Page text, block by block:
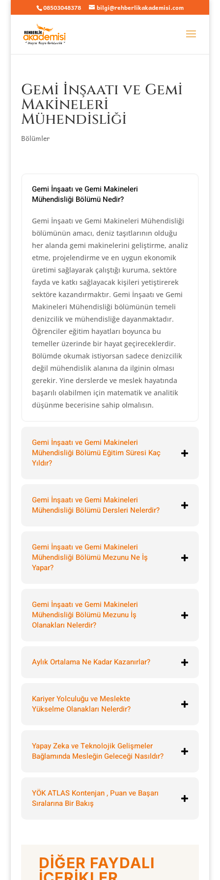
08503048378 bilgi@rehberlikakademisi.com
Gemi İnşaatı ve Gemi
Makineleri
Mühendisliği
Bölümler
Gemi İnşaatı ve Gemi Makineleri
Mühendisliği Bölümü Nedir?
Gemi İnşaatı ve Gemi Makineleri Mühendisliği
bölümünün amacı, deniz taşıtlarının olduğu
her alanda gemi makinelerini geliştirme, analiz
etme, projelendirme ve en uygun ekonomik
üretimi sağlayarak çalıştığı kuruma, sektöre
fayda ve katkı sağlayacak kişileri yetiştirerek
sektöre kazandırmaktır. Gemi İnşaatı ve Gemi
Makineleri Mühendisliği bölümünün temeli
denizcilik ve mühendisliğe dayanmaktadır.
Öğrenciler eğitim hayatları boyunca bu
temeller üzerinde bir hayat geçireceklerdir.
Bölümde okumak istiyorsan sadece denizcilik
değil mühendislik alanına da ilginin olması
gerekir. Yine derslerde ve meslek hayatında
başarılı olabilmen için matematik ve analitik
düşünme becerisine sahip olmalısın.
Gemi İnşaatı ve Gemi Makineleri
Mühendisliği Bölümü Eğitim Süresi Kaç
Yıldır?
Gemi İnşaatı ve Gemi Makineleri
Mühendisliği Bölümü Dersleri Nelerdir?
Gemi İnşaatı ve Gemi Makineleri
Mühendisliği Bölümü Mezunu Ne İş
Yapar?
Gemi İnşaatı ve Gemi Makineleri
Mühendisliği Bölümü Mezunu İş
Olanakları Nelerdir?
Aylık Ortalama Ne Kadar Kazanırlar?
Kariyer Yolculuğu ve Meslekte
Yükselme Olanakları Nelerdir?
Yapay Zeka ve Teknolojik Gelişmeler
Bağlamında Mesleğin Geleceği Nasıldır?
YÖK ATLAS Kontenjan , Puan ve Başarı
Sıralarına Bir Bakış
DİĞER FAYDALI